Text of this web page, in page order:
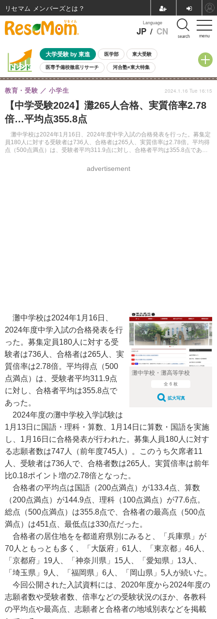
menu
Language
JP / CN search
大学受験 by 東進 医学部 東大受験
医専予備校徹底リサーチ 河合塾×東大特集
親子で考える大学選び 高校受験 中学受験 小学校受験
共通テスト 夏休み
8月開催イベント・WS 全国公立高校 過去問 人気記事
自由研究教材（小学生向け）
【中学受験2024】灘265人合格、実質倍率2.78
倍…平均点355.8点
灘中学校は2024年1月16日、2024年度中学入試の合格発表を行った。募集定
員180人に対する受験者は736人、合格者は265人、実質倍率は2.78倍。平均得
点（500点満点）は、受験者平均311.9点に対し、合格者平均は355.8点であっ
教育・受験 小学生
advertisement
2024.1.16 Tue 16:15
灘中学校・灘高等学校
全 6 枚
拡大写真
灘中学校は2024年1月16日、
2024年度中学入試の合格発表を行
った。募集定員180人に対する受
験者は736人、合格者は265人、実
質倍率は2.78倍。平均得点（500
点満点）は、受験者平均311.9点
に対し、合格者平均は355.8点で
あった。
2024年度の灘中学校入学試験は
1月13日に国語・理科・算数、1月14日に算数・国語を実施
し、1月16日に合格発表が行われた。募集人員180人に対す
る志願者数は747人（前年度745人）。このうち欠席者11
人、受験者は736人で、合格者数は265人。実質倍率は前年
比0.18ポイント増の2.78倍となった。
合格者の平均点は国語（200点満点）が133.4点、算数
（200点満点）が144.9点、理科（100点満点）が77.6点。
総点（500点満点）は355.8点で、合格者の最高点（500点
満点）は451点、最低点は330点だった。
合格者の居住地をを都道府県別にみると、「兵庫県」が
70人ともっとも多く、「大阪府」61人、「東京都」46人、
「京都府」19人、「神奈川県」15人、「愛知県」13人、
「埼玉県」9人、「福岡県」6人、「岡山県」5人が続いた。
今回公開された入試資料には、2020年度から2024年度の
志願者数や受験者数、倍率などの受験状況のほか、各教科
の平均点や最高点、志願者と合格者の地域別表などを掲載
リセマム メンバーズ